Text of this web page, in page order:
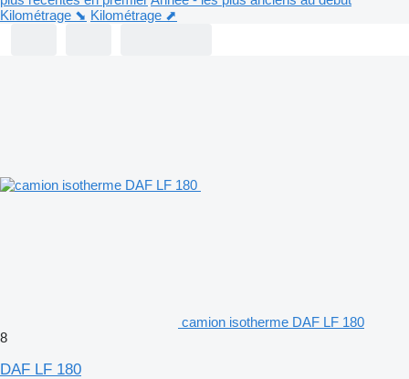
Kilométrage ⬊ Kilométrage ⬈
camion isotherme DAF LF 180
8
DAF LF 180